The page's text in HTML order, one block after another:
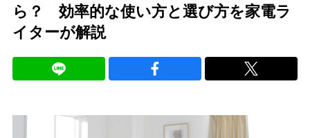
ら？ 効率的な使い方と選び方を家電ラ
イターが解説